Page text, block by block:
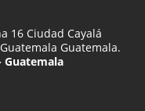
16 Ciudad Cayalá
Guatemala.
Guatemala